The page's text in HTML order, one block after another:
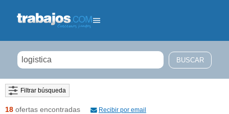
Filtrar búsqueda
18 ofertas encontradas Recibir por email